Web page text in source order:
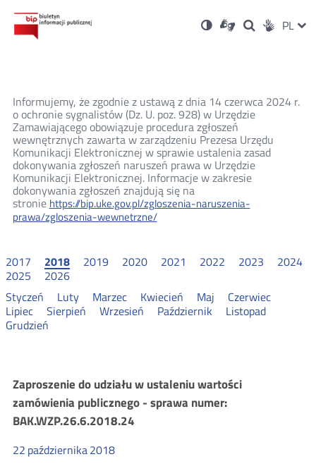
Ustawienia
Wersja
kontrastowa
Dla
niesłyszących
OtwórzOtwórz
w
Otwórz
w
Social PL
Informujemy, że zgodnie z ustawą z dnia 14 czerwca 2024 r.
o ochronie sygnalistów (Dz. U. poz. 928) w Urzędzie
Zamawiającego obowiązuje procedura zgłoszeń
wewnętrznych zawarta w zarządzeniu Prezesa Urzędu
Komunikacji Elektronicznej w sprawie ustalenia zasad
dokonywania zgłoszeń naruszeń prawa w Urzędzie
Komunikacji Elektronicznej. Informacje w zakresie
dokonywania zgłoszeń znajdują się na
stronie https://bip.uke.gov.pl/zgloszenia-naruszenia-
prawa/zgloszenia-wewnetrzne/
2017 2018 2019 2020 2021 2022 2023
2024
2025
2026
Styczeń
Luty Marzec Kwiecień Maj
Czerwiec
Lipiec
Sierpień Wrzesień Październik
Listopad
Grudzień
Zamówienia
publiczne
2018
Zaproszenie do udziału w ustaleniu wartości
zamówienia publicznego - sprawa numer:
BAK.WZP.26.6.2018.24
22 października2018